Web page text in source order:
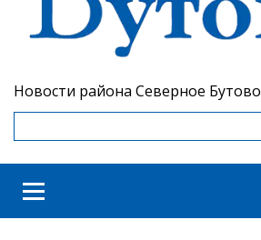
Новости района Северное Бутово